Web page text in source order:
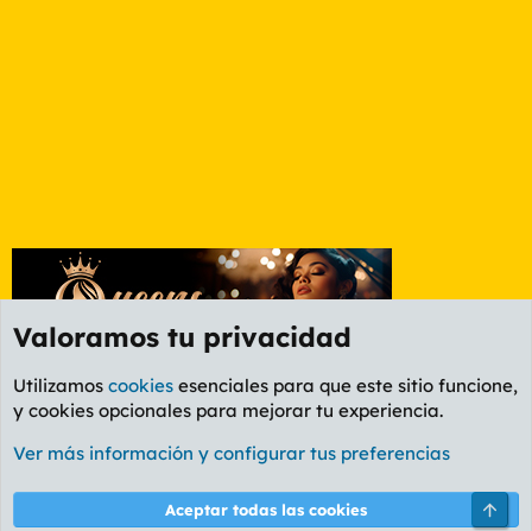
Foro General
Cookies
PL OLDSTYLE AMARILLO
Términos y reglas Política de privacidad Ayuda
Valoramos tu privacidad
Utilizamos cookies esenciales para que este sitio funcione,
y cookies opcionales para mejorar tu experiencia.
Ver más información y configurar tus preferencias
Aceptar todas las cookies